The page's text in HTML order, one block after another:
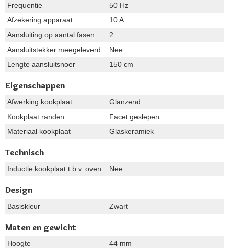
Frequentie
50 Hz
Afzekering apparaat
10 A
Aansluiting op aantal fasen
2
Aansluitstekker meegeleverd
Nee
Lengte aansluitsnoer
150 cm
Eigenschappen
Afwerking kookplaat
Glanzend
Kookplaat randen
Facet geslepen
Materiaal kookplaat
Glaskeramiek
Technisch
Inductie kookplaat t.b.v. oven Nee
Design
Basiskleur Zwart
Maten en gewicht
Hoogte
44 mm